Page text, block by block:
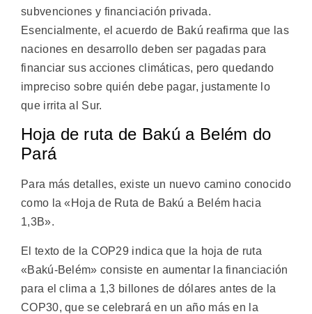
subvenciones y financiación privada.
Esencialmente, el acuerdo de Bakú reafirma que las
naciones en desarrollo deben ser pagadas para
financiar sus acciones climáticas, pero quedando
impreciso sobre quién debe pagar, justamente lo
que irrita al Sur.
Hoja de ruta de Bakú a Belém do
Pará
Para más detalles, existe un nuevo camino conocido
como la «Hoja de Ruta de Bakú a Belém hacia
1,3B».
El texto de la COP29 indica que la hoja de ruta
«Bakú-Belém» consiste en aumentar la financiación
para el clima a 1,3 billones de dólares antes de la
COP30, que se celebrará en un año más en la